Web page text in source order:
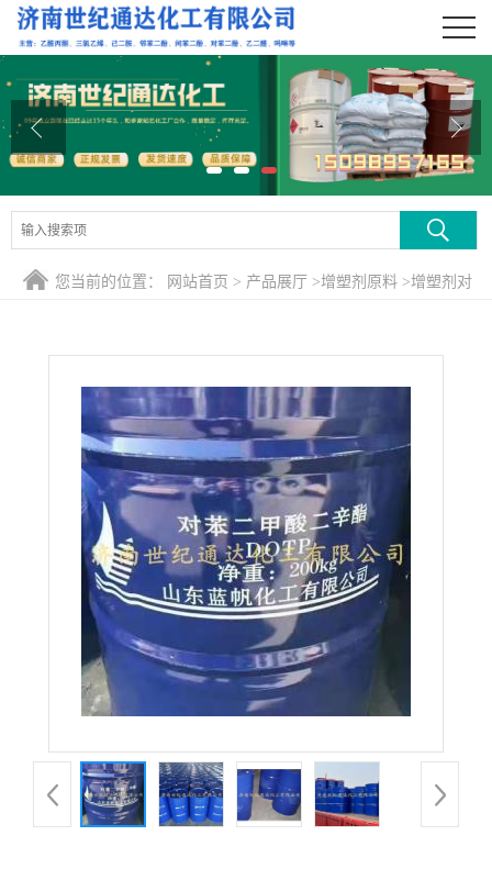
公司首页
公司介绍
产品展厅
证书荣誉
您当前的位置： 网站首页 > 产品展厅 >增塑剂原料 >增塑剂对